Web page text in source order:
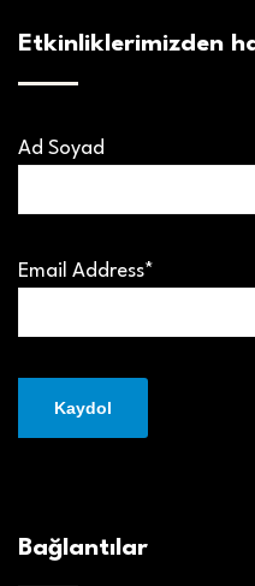
Etkinliklerimizden
Ad Soyad
Email Address*
Bağlantılar